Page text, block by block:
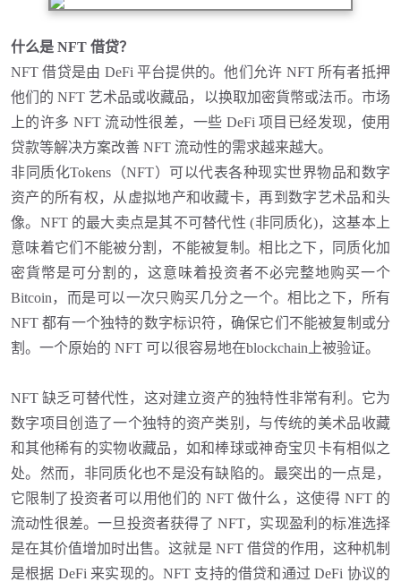
什么是 NFT 借贷？
NFT 借贷是由 DeFi 平台提供的。他们允许 NFT 所有者抵押
他们的 NFT 艺术品或收藏品，以换取加密貨幣或法币。市场
上的许多 NFT 流动性很差，一些 DeFi 项目已经发现，使用
贷款等解决方案改善 NFT 流动性的需求越来越大。
非同质化Tokens（NFT）可以代表各种现实世界物品和数字
资产的所有权，从虚拟地产和收藏卡，再到数字艺术品和头
像。NFT 的最大卖点是其不可替代性 (非同质化)，这基本上
意味着它们不能被分割，不能被复制。相比之下，同质化加
密貨幣是可分割的，这意味着投资者不必完整地购买一个
Bitcoin，而是可以一次只购买几分之一个。相比之下，所有
NFT 都有一个独特的数字标识符，确保它们不能被复制或分
割。一个原始的 NFT 可以很容易地在blockchain上被验证。
NFT 缺乏可替代性，这对建立资产的独特性非常有利。它为
数字项目创造了一个独特的资产类别，与传统的美术品收藏
和其他稀有的实物收藏品，如和棒球或神奇宝贝卡有相似之
处。然而，非同质化也不是没有缺陷的。最突出的一点是，
它限制了投资者可以用他们的 NFT 做什么，这使得 NFT 的
流动性很差。一旦投资者获得了 NFT，实现盈利的标准选择
是在其价值增加时出售。这就是 NFT 借贷的作用，这种机制
是根据 DeFi 来实现的。NFT 支持的借贷和通过 DeFi 协议的